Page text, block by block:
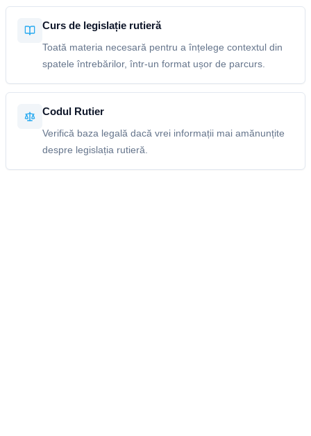
Curs de legislație rutieră
Toată materia necesară pentru a înțelege contextul din
spatele întrebărilor, într-un format ușor de parcurs.
Codul Rutier
Verifică baza legală dacă vrei informații mai amănunțite
despre legislația rutieră.